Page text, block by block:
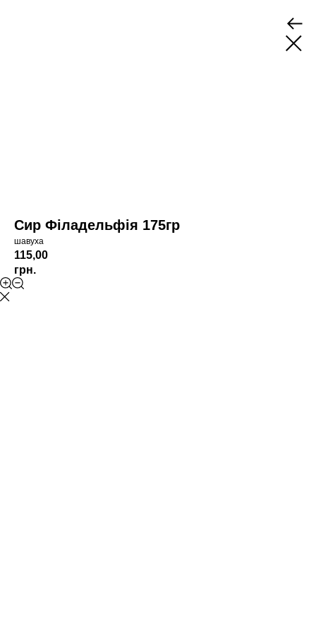
Сир Філадельфія 175гр
шавуха
115,00
грн.